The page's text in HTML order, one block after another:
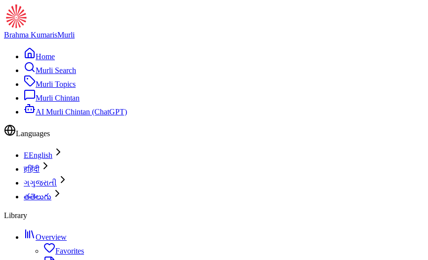
Brahma KumarisMurli
Home
Murli Search
Murli Topics
Murli Chintan
AI Murli Chintan (ChatGPT)
Languages
EEnglish
हहिंदी
ગગુજરાતી
తతెలుగు
Library
Overview
Favorites